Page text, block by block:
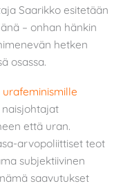
Saarikko esitetään
– onhan hänkin
hetken
osassa.
urafeminismille
naisjohtajat
että uran.
arvopoliittiset teot
subjektiivinen
saavutukset